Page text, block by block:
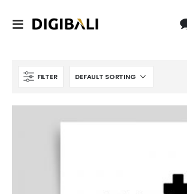
FILTER